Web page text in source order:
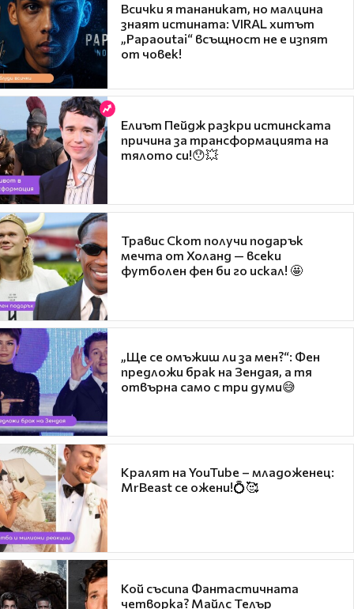
Всички я тананикат, но малцина
знаят истината: VIRAL хитът
„Papaoutai“ всъщност не е изпят
от човек!
Елиът Пейдж разкри истинската
причина за трансформацията на
тялото си!😯💥
Травис Скот получи подарък
мечта от Холанд — всеки
футболен фен би го искал! 🤩
„Ще се омъжиш ли за мен?“: Фен
предложи брак на Зендая, а тя
отвърна само с три думи😅
Кралят на YouTube – младоженец:
MrBeast се ожени!💍🥰
Кой съсипа Фантастичната
четворка? Майлс Телър